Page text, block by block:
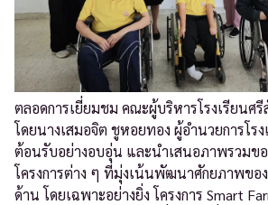
ตลอดการเยี่ยมชม คณะผู้บริหารโรงเรียนศรี
โดยนางเสมอจิต ชูหอยทอง ผู้อำนวยการโรง
ต้อนรับอย่างอบอุ่น และนำเสนอภาพรวมขอ
โครงการต่าง ๆ ที่มุ่งเน้นพัฒนาศักยภาพขอ
ด้าน โดยเฉพาะอย่างยิ่ง โครงการ Smart